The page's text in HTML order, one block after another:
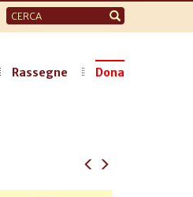
Form
di
Rassegne Dona